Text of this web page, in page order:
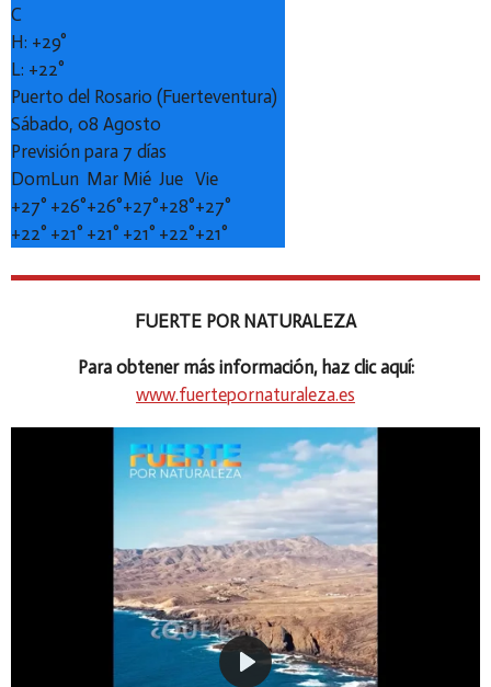
C
H: +29°
L: +22°
Puerto del Rosario (Fuerteventura)
Sábado, 08 Agosto
Previsión para 7 días
DomLun Mar Mié Jue Vie
+27° +26°+26°+27°+28°+27°
+22° +21° +21° +21° +22°+21°
FUERTE POR NATURALEZA
Para obtener más información, haz clic aquí:
www.fuertepornaturaleza.es